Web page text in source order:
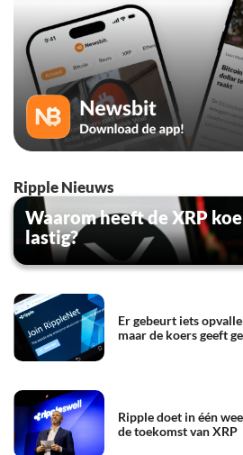
Ripple Nieuws
Waarom heeft de XRP
lastig?
Er gebeurt iets
maar de koers geeft
Ripple doet in één
de toekomst van XRP